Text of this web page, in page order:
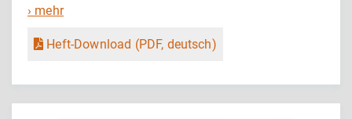
› mehr
Heft-Download (PDF, deutsch)